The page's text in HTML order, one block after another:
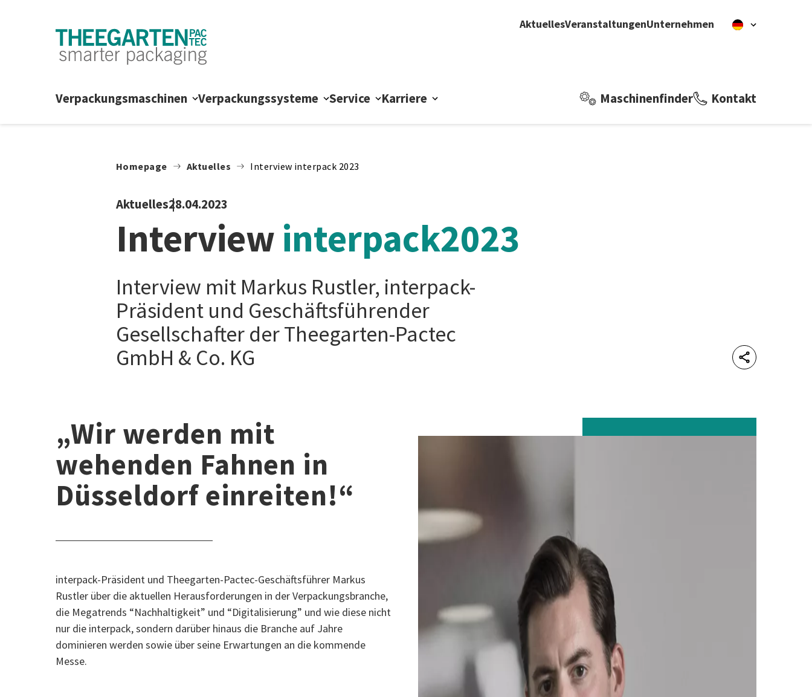
AktuellesVeranstaltungenUnternehmen
Maschinenfinder Kontakt
Verpackungsmaschinen Verpackungssysteme Service Karriere
Homepage Aktuelles Interview interpack 2023
Aktuelles28.04.2023
Interview interpack2023
Interview mit Markus Rustler, interpack-
Präsident und Geschäftsführender
Gesellschafter der Theegarten-Pactec
GmbH & Co. KG
Share
„Wir werden mit
wehenden Fahnen in
Düsseldorf einreiten!“
interpack-Präsident und Theegarten-Pactec-Geschäftsführer Markus
Rustler über die aktuellen Herausforderungen in der Verpackungsbranche,
die Megatrends “Nachhaltigkeit” und “Digitalisierung” und wie diese nicht
nur die interpack, sondern darüber hinaus die Branche auf Jahre
dominieren werden sowie über seine Erwartungen an die kommende
Messe.